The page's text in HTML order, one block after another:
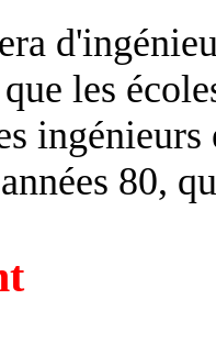
les
ingénieurs
80,